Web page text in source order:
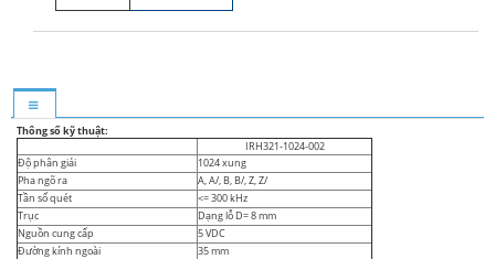
Thông số kỹ thuật:
IRH321-1024-002
Độ phân giải
1024 xung
Pha ngõ ra
A, A/, B, B/, Z, Z/
Tần số quét
<= 300 kHz
Trục
Dạng lỗ D= 8 mm
Nguồn cung cấp
5 VDC
Đường kính ngoài
35 mm